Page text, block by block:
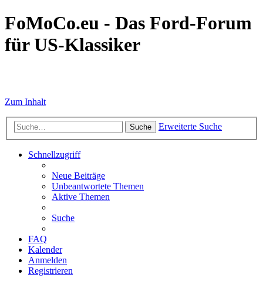
FoMoCo.eu - Das Ford-Forum
für US-Klassiker
Zum Inhalt
Suche Erweiterte Suche
Schnellzugriff
Neue Beiträge
Unbeantwortete Themen
Aktive Themen
Suche
FAQ
Kalender
Anmelden
Registrieren